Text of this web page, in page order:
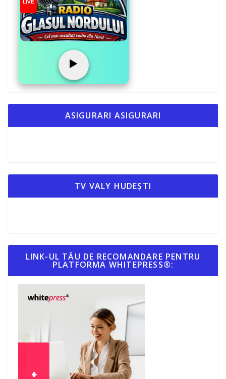
LIVE
▶️
ASIGURARI ASIGURARI
TV VALY HUDEȘTI
LINK-UL TĂU DE RECOMANDARE PENTRU
PLATFORMA WHITEPRESS®: